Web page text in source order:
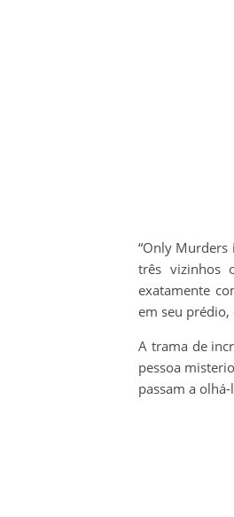
“Only Murders
três vizinhos
exatamente
em seu
A trama de
pessoa
passam a